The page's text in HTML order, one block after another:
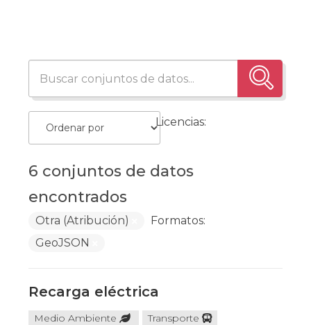
6 conjuntos de datos
encontrados
Licencias:
Otra (Atribución)
Formatos:
GeoJSON
Recarga eléctrica
Medio Ambiente
Transporte